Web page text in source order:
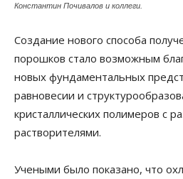
Константин Почивалов и коллеги.
Создание нового способа
порошков стало возможным
новых фундаментальных
равновесии и
кристаллических полимеров с
растворителями.
Учеными было показано, что